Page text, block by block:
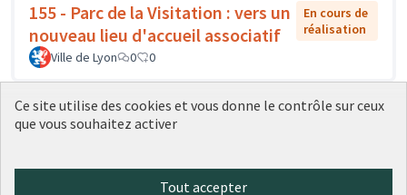
155 - Parc de la Visitation : vers un
nouveau lieu d'accueil associatif
En cours de
réalisation
Ville de Lyon
0 0
Ce site utilise des cookies et vous donne le contrôle sur ceux
que vous souhaitez activer
Tout accepter